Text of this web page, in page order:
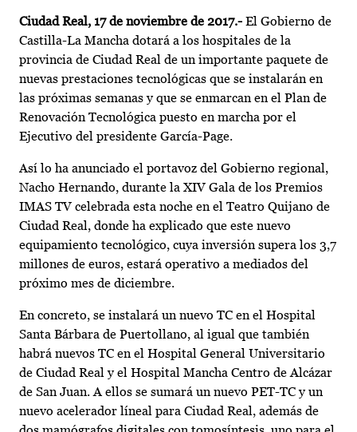
Ciudad Real, 17 de noviembre de 2017.- El Gobierno de
Castilla-La Mancha dotará a los hospitales de la
provincia de Ciudad Real de un importante paquete de
nuevas prestaciones tecnológicas que se instalarán en
las próximas semanas y que se enmarcan en el Plan de
Renovación Tecnológica puesto en marcha por el
Ejecutivo del presidente García-Page.
Así lo ha anunciado el portavoz del Gobierno regional,
Nacho Hernando, durante la XIV Gala de los Premios
IMAS TV celebrada esta noche en el Teatro Quijano de
Ciudad Real, donde ha explicado que este nuevo
equipamiento tecnológico, cuya inversión supera los 3,7
millones de euros, estará operativo a mediados del
próximo mes de diciembre.
En concreto, se instalará un nuevo TC en el Hospital
Santa Bárbara de Puertollano, al igual que también
habrá nuevos TC en el Hospital General Universitario
de Ciudad Real y el Hospital Mancha Centro de Alcázar
de San Juan. A ellos se sumará un nuevo PET-TC y un
nuevo acelerador líneal para Ciudad Real, además de